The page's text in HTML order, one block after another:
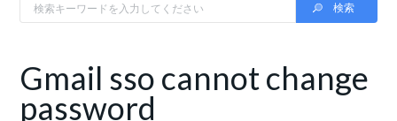
Gmail sso cannot change
password